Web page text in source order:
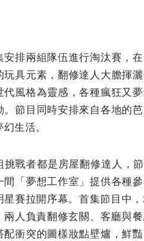
安排兩組隊伍進行淘汰賽，
玩具元素，翻修達人大膽揮
代風格為靈感，各種瘋狂又
。節目同時安排來自各地的
生活。
挑戰者都是房屋翻修達人，
間「夢想工作室」提供各種
星賽拉開序幕。首集節目中
兩人負責翻修玄關、客廳與
配衝突的圖樣妝點壁爐，鮮